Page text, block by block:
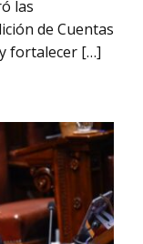
las
de Cuentas
fortalecer […]